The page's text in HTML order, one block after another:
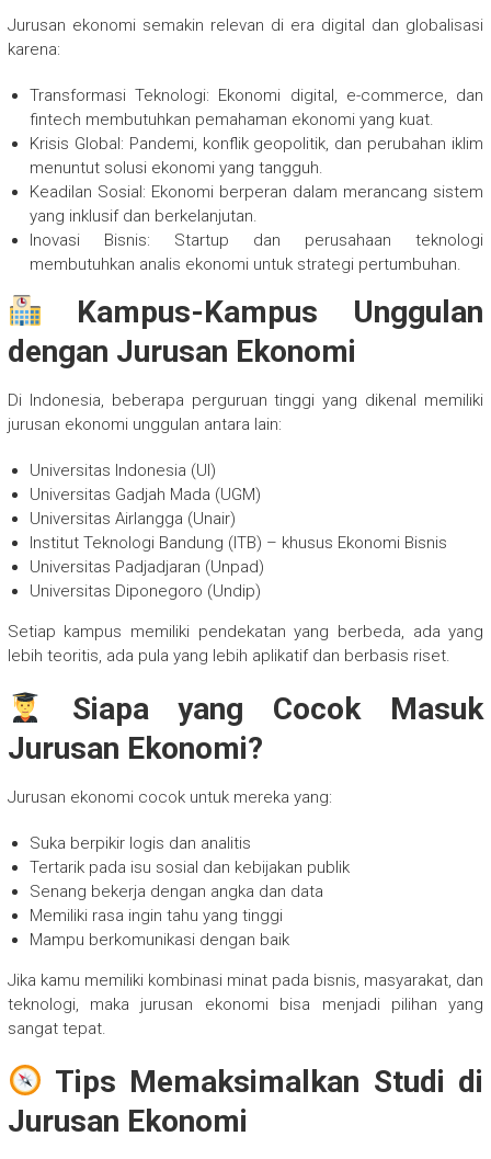
Jurusan ekonomi semakin relevan di era digital dan globalisasi
karena:
Transformasi Teknologi: Ekonomi digital, e-commerce, dan
fintech membutuhkan pemahaman ekonomi yang kuat.
Krisis Global: Pandemi, konflik geopolitik, dan perubahan iklim
menuntut solusi ekonomi yang tangguh.
Keadilan Sosial: Ekonomi berperan dalam merancang sistem
yang inklusif dan berkelanjutan.
Inovasi Bisnis: Startup dan perusahaan teknologi
membutuhkan analis ekonomi untuk strategi pertumbuhan.
Kampus-Kampus Unggulan
dengan Jurusan Ekonomi
Di Indonesia, beberapa perguruan tinggi yang dikenal memiliki
jurusan ekonomi unggulan antara lain:
Universitas Indonesia (UI)
Universitas Gadjah Mada (UGM)
Universitas Airlangga (Unair)
Institut Teknologi Bandung (ITB) – khusus Ekonomi Bisnis
Universitas Padjadjaran (Unpad)
Universitas Diponegoro (Undip)
Setiap kampus memiliki pendekatan yang berbeda, ada yang
lebih teoritis, ada pula yang lebih aplikatif dan berbasis riset.
Siapa yang Cocok Masuk
Jurusan Ekonomi?
Jurusan ekonomi cocok untuk mereka yang:
Suka berpikir logis dan analitis
Tertarik pada isu sosial dan kebijakan publik
Senang bekerja dengan angka dan data
Memiliki rasa ingin tahu yang tinggi
Mampu berkomunikasi dengan baik
Jika kamu memiliki kombinasi minat pada bisnis, masyarakat, dan
teknologi, maka jurusan ekonomi bisa menjadi pilihan yang
sangat tepat.
Tips Memaksimalkan Studi di
Jurusan Ekonomi